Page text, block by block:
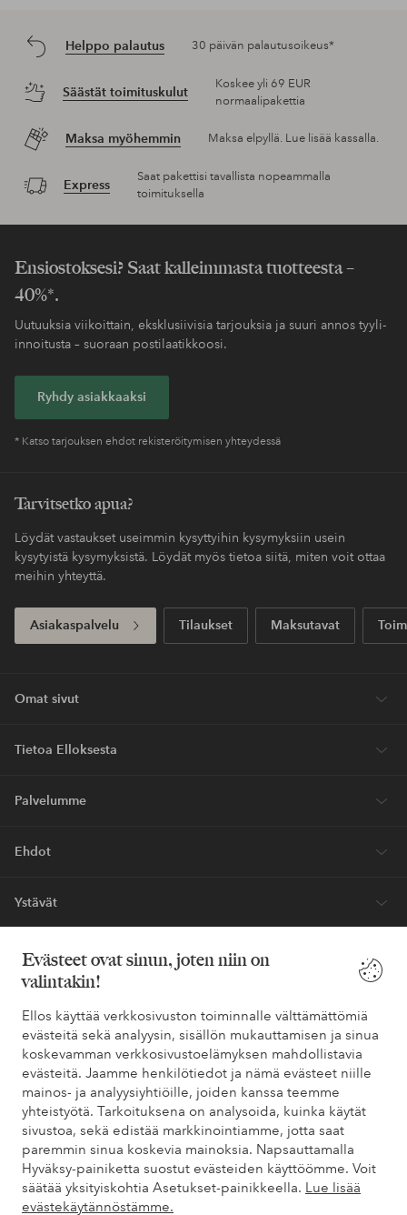
Evästeet ovat sinun, joten niin on
valintakin!
Ellos käyttää verkkosivuston toiminnalle välttämättömiä
evästeitä sekä analyysin, sisällön mukauttamisen ja sinua
koskevamman verkkosivustoelämyksen mahdollistavia
evästeitä. Jaamme henkilötiedot ja nämä evästeet niille
mainos- ja analyysiyhtiöille, joiden kanssa teemme
yhteistyötä. Tarkoituksena on analysoida, kuinka käytät
sivustoa, sekä edistää markkinointiamme, jotta saat
paremmin sinua koskevia mainoksia. Napsauttamalla
Hyväksy-painiketta suostut evästeiden käyttöömme. Voit
säätää yksityiskohtia Asetukset-painikkeella. Lue lisää
evästekäytännöstämme.
Helppo palautus 30 päivän palautusoikeus*
Säästät toimituskulut
Koskee yli 69 EUR
normaalipakettia
Maksa myöhemmin Maksa elpyllä. Lue lisää kassalla.
Express
Saat pakettisi tavallista nopeammalla
toimituksella
Ensiostoksesi? Saat kalleimmasta tuotteesta –
40%*.
Uutuuksia viikoittain, eksklusiivisia tarjouksia ja suuri annos tyyli-
innoitusta – suoraan postilaatikkoosi.
Ryhdy asiakkaaksi
* Katso tarjouksen ehdot rekisteröitymisen yhteydessä
Tarvitsetko apua?
Löydät vastaukset useimmin kysyttyihin kysymyksiin usein
kysytyistä kysymyksistä. Löydät myös tietoa siitä, miten voit ottaa
meihin yhteyttä.
Asiakaspalvelu Tilaukset Maksutavat
Omat sivut
Tietoa Elloksesta
Palvelumme
Ehdot
Ystävät
Turvalliset maksut – maksa nyt tai erissä
elpy elpy
Suomi - Valitse maa
Facebook Instagram Pinterest Youtube